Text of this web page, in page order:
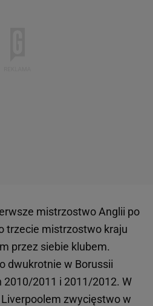
mistrzostwo Anglii po
trzecie mistrzostwo kraju
przez siebie klubem.
dwukrotnie w Borussii
2010/2011 i 2011/2012. W
zwycięstwo w